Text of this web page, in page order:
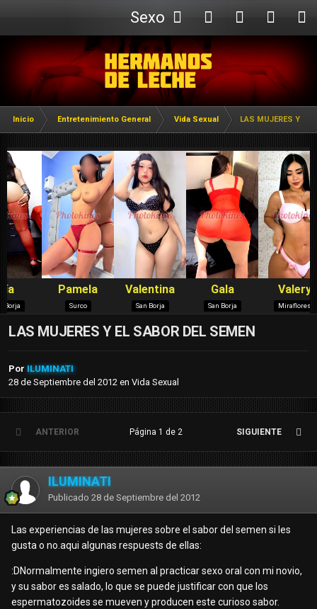
Sexo
Webcam
Inicio Entretenimiento General Vida Sexual LAS MUJERES Y EL
LAS MUJERES Y EL SABOR DEL SEMEN
Por ILUMINATI
28 de Septiembre del 2012 en Vida Sexual
ANTERIOR SIGUIENTE
Página 1 de 2
ILUMINATI
Publicado 28 de Septiembre del 2012
Las experiencias de las mujeres sobre el sabor del semen si les
gusta o no.aqui algunas respuests de ellas:
:DNormalmente ingiero semen al practicar sexo oral con mi novio,
y su sabor es salado, lo que se puede justificar con que los
espermatozoides se mueven y producen este curioso sabor.